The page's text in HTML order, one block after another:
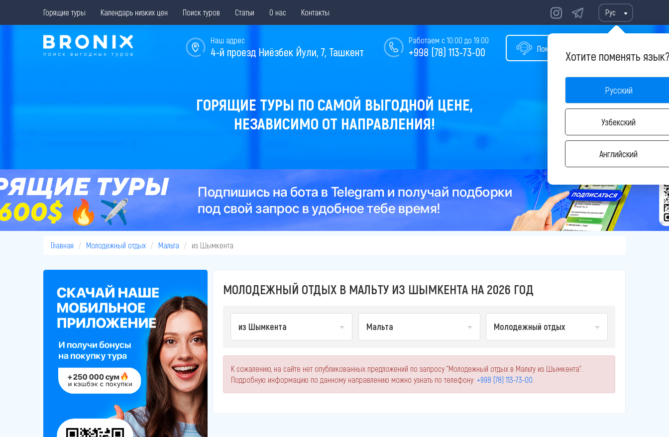
Горящие туры Календарь низких цен Поиск туров Статьи О нас Контакты Рус
Хотите поменять
Русский
Узбекский
Английский
Помощь в подборе тура
Работаем с 10:00 до 19:00
+998 (78) 113-73-00
Наш адрес
4-й проезд Ниёзбек Йули, 7, Ташкент
ГОРЯЩИЕ ТУРЫ ПО САМОЙ ВЫГОДНОЙ ЦЕНЕ,
НЕЗАВИСИМО ОТ НАПРАВЛЕНИЯ!
Главная Молодежный отдых Мальта из Шымкента
МОЛОДЕЖНЫЙ ОТДЫХ В МАЛЬТУ ИЗ ШЫМКЕНТА НА 2026 ГОД
из Шымкента Мальта Молодежный отдых
К сожалению, на сайте нет опубликованных предложений по запросу "Молодежный отдых в Мальту из Шымкента".
Подробную информацию по данному направлению можно узнать по телефону: +998 (78) 113-73-00